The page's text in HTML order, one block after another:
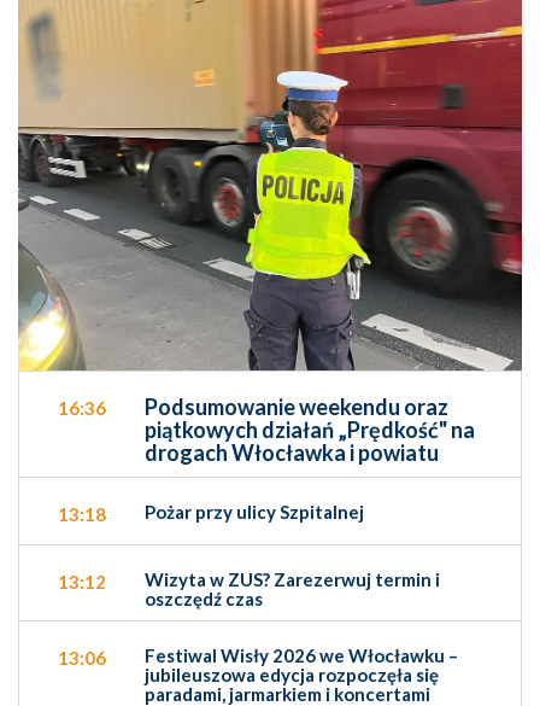
16:36
Podsumowanie weekendu oraz
piątkowych działań „Prędkość" na
drogach Włocławka i powiatu
13:18 Pożar przy ulicy Szpitalnej
13:12
Wizyta w ZUS? Zarezerwuj termin i
oszczędź czas
13:06
Festiwal Wisły 2026 we Włocławku –
jubileuszowa edycja rozpoczęła się
paradami, jarmarkiem i koncertami